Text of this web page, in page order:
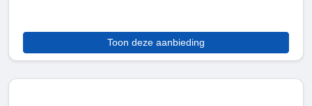
Toon deze aanbieding